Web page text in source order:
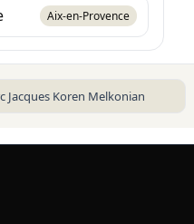
Aix-en-Provence
Jacques Koren Melkonian